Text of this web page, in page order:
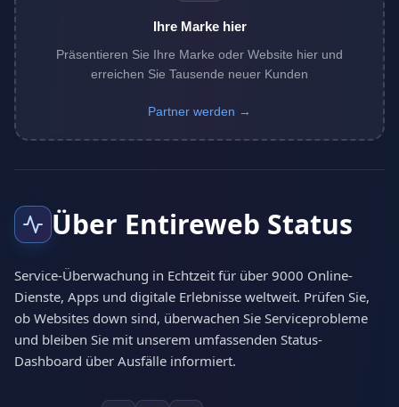
Ihre Marke hier
Präsentieren Sie Ihre Marke oder Website hier und
erreichen Sie Tausende neuer Kunden
Partner werden →
Über Entireweb Status
Service-Überwachung in Echtzeit für über 9000 Online-
Dienste, Apps und digitale Erlebnisse weltweit. Prüfen Sie,
ob Websites down sind, überwachen Sie Serviceprobleme
und bleiben Sie mit unserem umfassenden Status-
Dashboard über Ausfälle informiert.